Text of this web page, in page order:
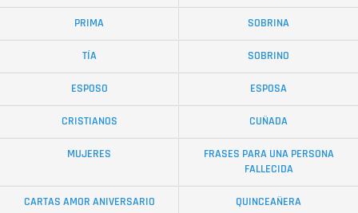
PRIMA SOBRINA
TÍA SOBRINO
ESPOSO ESPOSA
CRISTIANOS CUÑADA
MUJERES
FRASES PARA UNA PERSONA
FALLECIDA
CARTAS AMOR ANIVERSARIO QUINCEAÑERA